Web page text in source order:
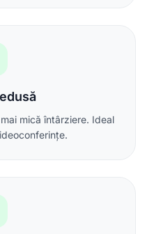
mică întârziere. Ideal